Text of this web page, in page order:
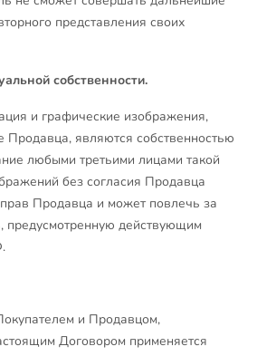
представления своих
собственности.
и графические изображения,
являются собственностью
любыми третьими лицами такой
без согласия Продавца
Продавца и может повлечь за
предусмотренную действующим
и Продавцом,
Договором применяется